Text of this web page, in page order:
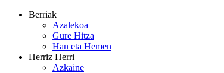
Berriak
Azalekoa
Gure Hitza
Han eta Hemen
Herriz Herri
Azkaine